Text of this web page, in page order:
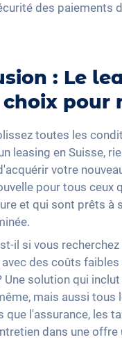
des paiements
: Le
pour
toutes les
leasing en Suisse,
votre
pour tous ceux
et qui sont prêts à
il si vous
des coûts
Une solution qui
mais aussi tous
que l'assurance, les
dans une offre